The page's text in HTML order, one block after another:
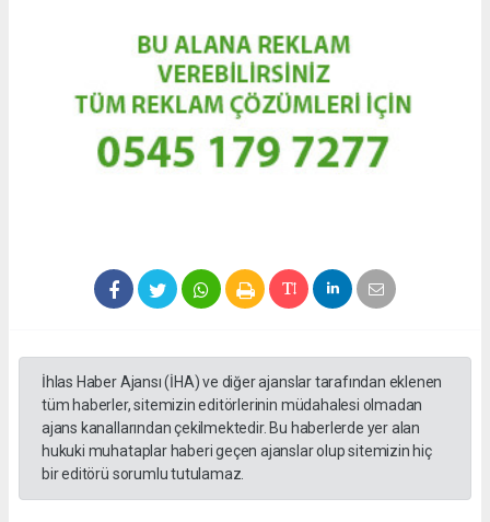
İhlas Haber Ajansı (İHA) ve diğer ajanslar tarafından eklenen
tüm haberler, sitemizin editörlerinin müdahalesi olmadan
ajans kanallarından çekilmektedir. Bu haberlerde yer alan
hukuki muhataplar haberi geçen ajanslar olup sitemizin hiç
bir editörü sorumlu tutulamaz.